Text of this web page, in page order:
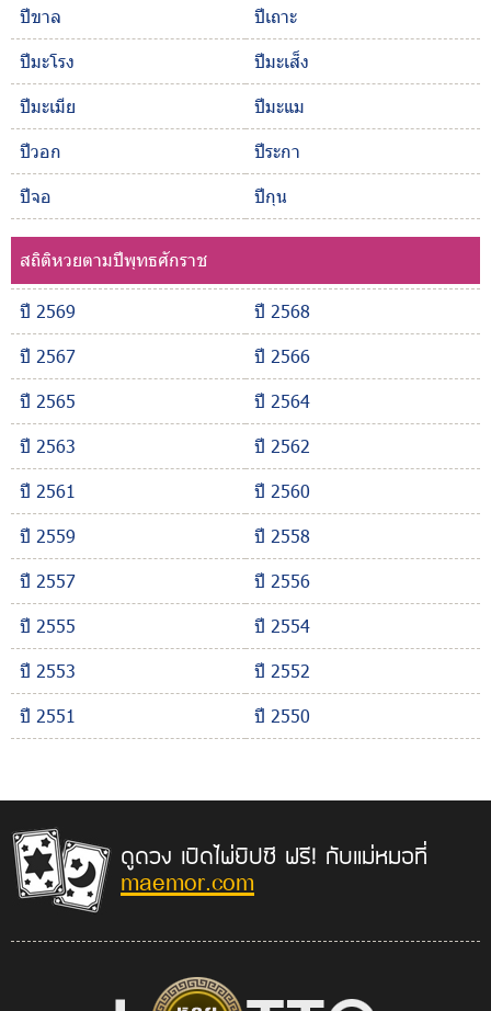
ปีขาล
ปีเถาะ
ปีมะโรง
ปีมะเส็ง
ปีมะเมีย
ปีมะแม
ปีวอก
ปีระกา
ปีจอ
ปีกุน
สถิติหวยตามปีพุทธศักราช
ปี 2569
ปี 2568
ปี 2567
ปี 2566
ปี 2565
ปี 2564
ปี 2563
ปี 2562
ปี 2561
ปี 2560
ปี 2559
ปี 2558
ปี 2557
ปี 2556
ปี 2555
ปี 2554
ปี 2553
ปี 2552
ปี 2551
ปี 2550
ดูดวง เปิดไพ่ยิปซี ฟรี! กับแม่หมอที่
maemor.com